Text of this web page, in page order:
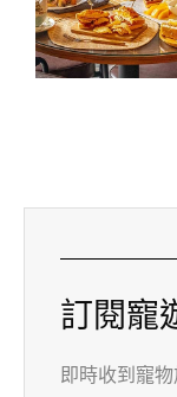
訂閱寵
即時收到寵